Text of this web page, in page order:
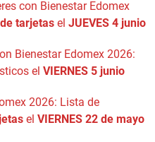
con Bienestar Edomex
tarjetas el JUEVES 4 junio
Bienestar Edomex 2026:
el VIERNES 5 junio
2026: Lista de
el VIERNES 22 de mayo